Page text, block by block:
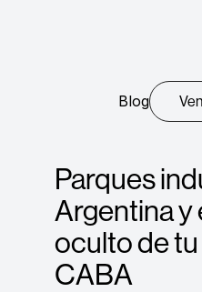
Blog
Parques
Argentina y
oculto de
CABA